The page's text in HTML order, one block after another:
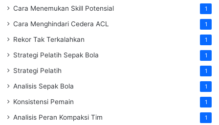
Cara Menemukan Skill Potensial 1
Cara Menghindari Cedera ACL 1
Rekor Tak Terkalahkan 1
Strategi Pelatih Sepak Bola 1
Strategi Pelatih 1
Analisis Sepak Bola 1
Konsistensi Pemain 1
Analisis Peran Kompaksi Tim 1